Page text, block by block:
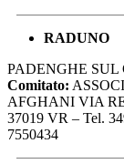
RADUNO
PADENGHE SUL
Comitato:
AFGHANI VIA
37019 VR – Tel.
7550434